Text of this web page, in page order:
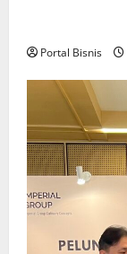
Portal Bisnis